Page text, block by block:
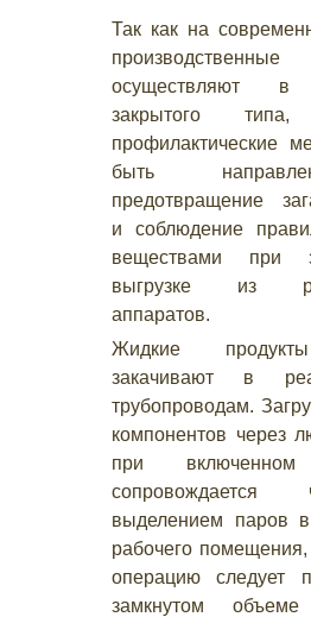
Так как на
осуществляют в
закрытого типа,
профилактические
быть
предотвращение
и соблюдение
веществами при
выгрузке из
аппаратов.
Жидкие
закачивают в
трубопроводам.
компонентов через
при включенном
сопровождается
выделением паров
рабочего помещения,
операцию следует
замкнутом